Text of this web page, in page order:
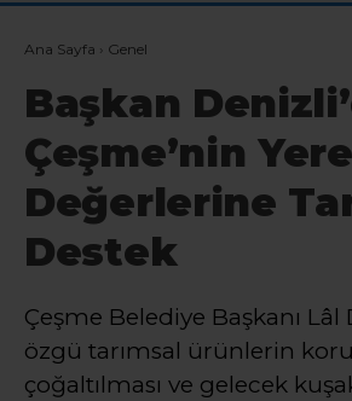
Ana Sayfa › Genel
Başkan
Çeşme’nin
Değerlerine
Destek
Çeşme Belediye Başkanı Lâl
özgü tarımsal ürünlerin
çoğaltılması ve gelecek